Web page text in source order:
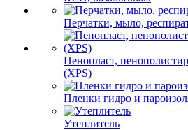
Перчатки, мыло,
Пенопласт,
(XPS)
Пленки гидро и
Утеплитель